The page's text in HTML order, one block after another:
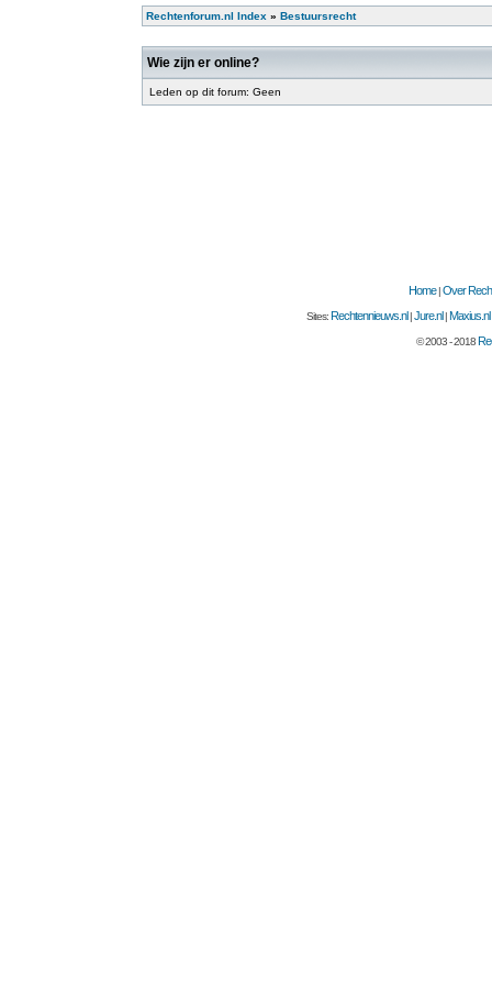
Rechtenforum.nl Index » Bestuursrecht
Wie zijn er online?
Leden op dit forum: Geen
Home|Over
Sites:Rechtennieuws.nl |Jure.nl |Maxius.nl
© 2003 - 2018